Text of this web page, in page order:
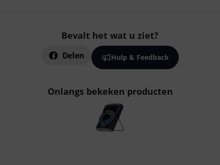
Bevalt het wat u ziet?
Delen Hulp & Feedback
Onlangs bekeken producten